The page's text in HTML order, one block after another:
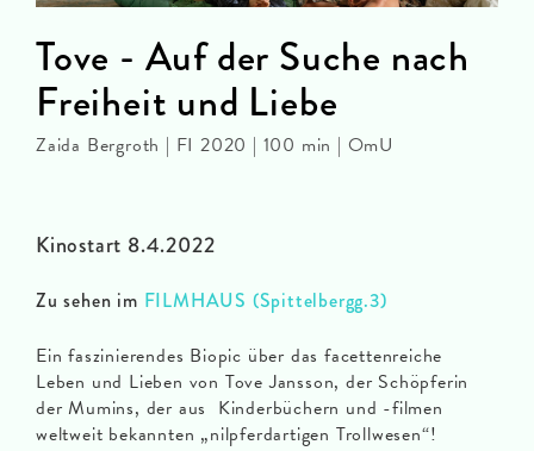
Kinostart 8.4.2022
Zu sehen im FILMHAUS (Spittelbergg.3)
Ein faszinierendes Biopic über das facettenreiche
Leben und Lieben von Tove Jansson, der Schöpferin
der Mumins, der aus Kinderbüchern und -filmen
weltweit bekannten „nilpferdartigen Trollwesen“!
Tove - Auf der Suche nach
Freiheit und Liebe
Zaida Bergroth | FI 2020 | 100 min | OmU